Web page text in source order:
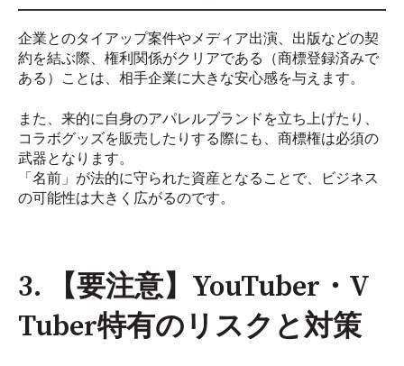
企業とのタイアップ案件やメディア出演、出版などの契
約を結ぶ際、権利関係がクリアである（商標登録済みで
ある）ことは、相手企業に大きな安心感を与えます。
また、来的に自身のアパレルブランドを立ち上げたり、
コラボグッズを販売したりする際にも、商標権は必須の
武器となります。
「名前」が法的に守られた資産となることで、ビジネス
の可能性は大きく広がるのです。
3. 【要注意】YouTuber・V
Tuber特有のリスクと対策